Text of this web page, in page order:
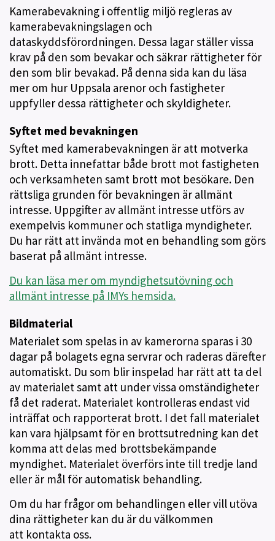
Kamerabevakning i offentlig miljö regleras av
kamerabevakningslagen och
dataskyddsförordningen. Dessa lagar ställer vissa
krav på den som bevakar och säkrar rättigheter för
den som blir bevakad. På denna sida kan du läsa
mer om hur Uppsala arenor och fastigheter
uppfyller dessa rättigheter och skyldigheter.
Syftet med bevakningen
Syftet med kamerabevakningen är att motverka
brott. Detta innefattar både brott mot fastigheten
och verksamheten samt brott mot besökare. Den
rättsliga grunden för bevakningen är allmänt
intresse. Uppgifter av allmänt intresse utförs av
exempelvis kommuner och statliga myndigheter.
Du har rätt att invända mot en behandling som görs
baserat på allmänt intresse.
Du kan läsa mer om myndighetsutövning och
allmänt intresse på IMYs hemsida.
Bildmaterial
Materialet som spelas in av kamerorna sparas i 30
dagar på bolagets egna servrar och raderas därefter
automatiskt. Du som blir inspelad har rätt att ta del
av materialet samt att under vissa omständigheter
få det raderat. Materialet kontrolleras endast vid
inträffat och rapporterat brott. I det fall materialet
kan vara hjälpsamt för en brottsutredning kan det
komma att delas med brottsbekämpande
myndighet. Materialet överförs inte till tredje land
eller är mål för automatisk behandling.
Om du har frågor om behandlingen eller vill utöva
dina rättigheter kan du är du välkommen
att kontakta oss.